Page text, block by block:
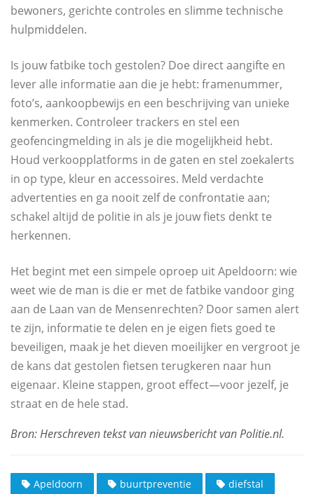
bewoners, gerichte controles en slimme technische
hulpmiddelen.
Is jouw fatbike toch gestolen? Doe direct aangifte en
lever alle informatie aan die je hebt: framenummer,
foto’s, aankoopbewijs en een beschrijving van unieke
kenmerken. Controleer trackers en stel een
geofencingmelding in als je die mogelijkheid hebt.
Houd verkoopplatforms in de gaten en stel zoekalerts
in op type, kleur en accessoires. Meld verdachte
advertenties en ga nooit zelf de confrontatie aan;
schakel altijd de politie in als je jouw fiets denkt te
herkennen.
Het begint met een simpele oproep uit Apeldoorn: wie
weet wie de man is die er met de fatbike vandoor ging
aan de Laan van de Mensenrechten? Door samen alert
te zijn, informatie te delen en je eigen fiets goed te
beveiligen, maak je het dieven moeilijker en vergroot je
de kans dat gestolen fietsen terugkeren naar hun
eigenaar. Kleine stappen, groot effect—voor jezelf, je
straat en de hele stad.
Apeldoorn buurtpreventie
diefstal